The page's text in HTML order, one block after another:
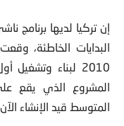
إن تركيا لديها برنامج
البدايات الخاطئة،
2010 لبناء
المشروع الذي يقع
المتوسط قيد الإنشاء